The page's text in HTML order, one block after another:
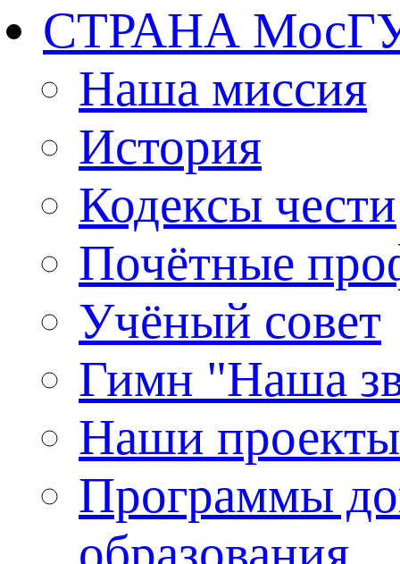
СТРАНА
Наша миссия
История
Кодексы чести
Почётные
Учёный совет
Гимн "Наша
Наши проекты
Программы
образования